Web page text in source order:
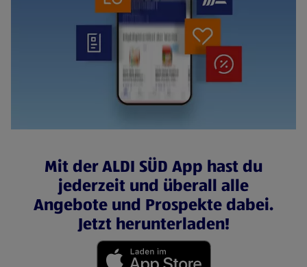
Mit der ALDI SÜD App hast du
jederzeit und überall alle
Angebote und Prospekte dabei.
Jetzt herunterladen!